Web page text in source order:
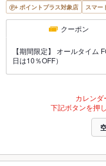
ポイントプラス対象店
スマー
クーポン
【期間限定】 オールタイム
日は10％OFF）
カレンダ
下記ボタンを押